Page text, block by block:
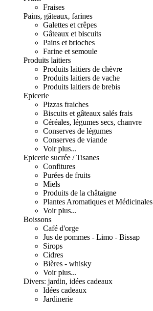
Fraises
Pains, gâteaux, farines
Galettes et crêpes
Gâteaux et biscuits
Pains et brioches
Farine et semoule
Produits laitiers
Produits laitiers de chèvre
Produits laitiers de vache
Produits laitiers de brebis
Epicerie
Pizzas fraiches
Biscuits et gâteaux salés frais
Céréales, légumes secs, chanvre
Conserves de légumes
Conserves de viande
Voir plus...
Epicerie sucrée / Tisanes
Confitures
Purées de fruits
Miels
Produits de la châtaigne
Plantes Aromatiques et Médicinales
Voir plus...
Boissons
Café d'orge
Jus de pommes - Limo - Bissap
Sirops
Cidres
Bières - whisky
Voir plus...
Divers: jardin, idées cadeaux
Idées cadeaux
Jardinerie